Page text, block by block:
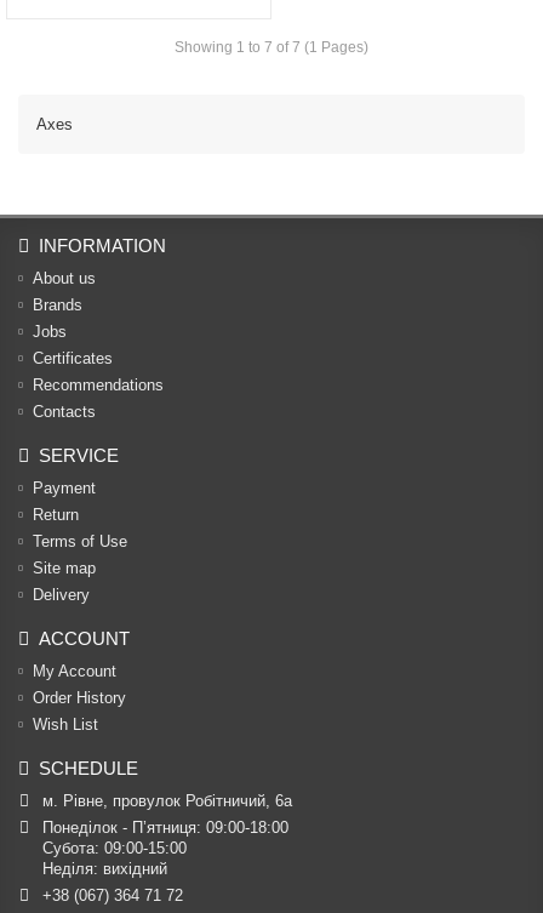
Showing 1 to 7 of 7 (1 Pages)
Axes
INFORMATION
About us
Brands
Jobs
Certificates
Recommendations
Contacts
SERVICE
Payment
Return
Terms of Use
Site map
Delivery
ACCOUNT
My Account
Order History
Wish List
SCHEDULE
м. Рівне, провулок Робітничий, 6а
Понеділок - П’ятниця: 09:00-18:00
Субота: 09:00-15:00
Неділя: вихідний
+38 (067) 364 71 72